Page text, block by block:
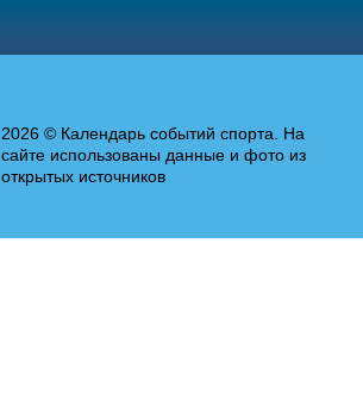
2026 © Календарь событий спорта. На
сайте использованы данные и фото из
открытых источников